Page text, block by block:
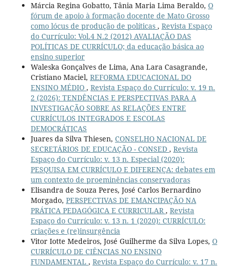
Márcia Regina Gobatto, Tânia Maria Lima Beraldo, O
fórum de apoio à formação docente de Mato Grosso
como lócus de produção de políticas , Revista Espaço
do Currículo: Vol.4 N.2 (2012) AVALIAÇÃO DAS
POLÍTICAS DE CURRÍCULO; da educação básica ao
ensino superior
Waleska Gonçalves de Lima, Ana Lara Casagrande,
Cristiano Maciel, REFORMA EDUCACIONAL DO
ENSINO MÉDIO , Revista Espaço do Currículo: v. 19 n.
2 (2026): TENDÊNCIAS E PERSPECTIVAS PARA A
INVESTIGAÇÃO SOBRE AS RELAÇÕES ENTRE
CURRÍCULOS INTEGRADOS E ESCOLAS
DEMOCRÁTICAS
Juares da Silva Thiesen, CONSELHO NACIONAL DE
SECRETÁRIOS DE EDUCAÇÃO - CONSED , Revista
Espaço do Currículo: v. 13 n. Especial (2020):
PESQUISA EM CURRÍCULO E DIFERENÇA: debates em
um contexto de proeminências conservadoras
Elisandra de Souza Peres, José Carlos Bernardino
Morgado, PERSPECTIVAS DE EMANCIPAÇÃO NA
PRÁTICA PEDAGÓGICA E CURRICULAR, Revista
Espaço do Currículo: v. 13 n. 1 (2020): CURRÍCULO:
criações e (re)insurgência
Vitor Iotte Medeiros, José Guilherme da Silva Lopes, O
CURRÍCULO DE CIÊNCIAS NO ENSINO
FUNDAMENTAL , Revista Espaço do Currículo: v. 17 n.